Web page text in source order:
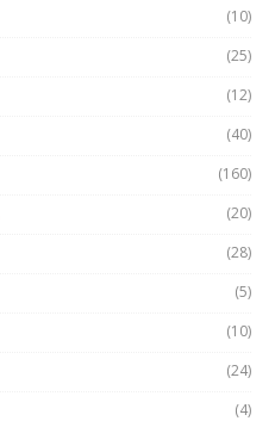
(10)
(25)
(12)
(40)
(160)
(20)
(28)
(5)
(10)
(24)
(4)